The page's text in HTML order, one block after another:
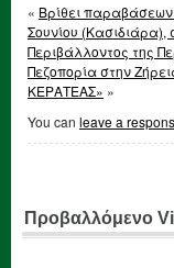
« Βρίθει παραβάσεων
Σουνίου
Περιβάλλοντος της
Πεζοπορία στην
ΚΕΡΑΤΕΑΣ» »
You can leave a
Προβαλλόμενο